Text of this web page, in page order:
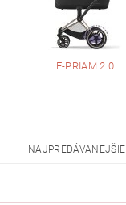
E-PRIAM 2.0
NAJPREDÁVANEJŠIE